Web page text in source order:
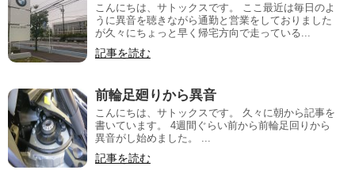
こんにちは、サトックスです。 ここ最近は毎日のよ
うに異音を聴きながら通勤と営業をしておりました
が久々にちょっと早く帰宅方向で走っている...
記事を読む
前輪足廻りから異音
こんにちは、サトックスです。 久々に朝から記事を
書いています。 4週間ぐらい前から前輪足回りから
異音がし始めました。 ...
記事を読む